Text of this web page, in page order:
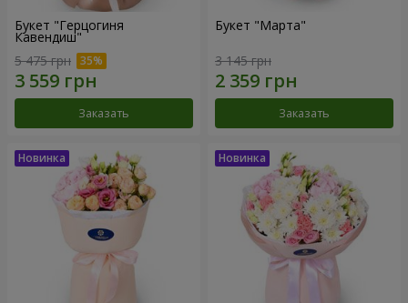
Букет "Герцогиня
Кавендиш"
5 475 грн
Заказать
Букет "Марта"
3 145 грн
Заказать